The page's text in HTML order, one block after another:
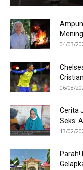
04/03/
06/08/
Cerita
Seks:
13/02/
Parah!